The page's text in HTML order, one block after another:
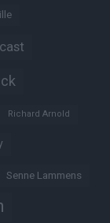
Richard Arnold
Senne Lammens